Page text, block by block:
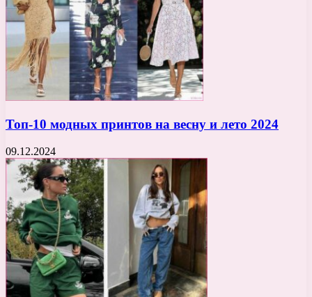
Топ-10 модных принтов на весну и лето 2024
09.12.2024